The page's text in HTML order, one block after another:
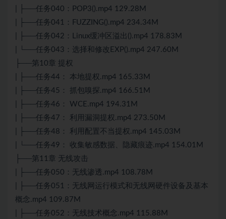
| ├──任务040：POP3().mp4 129.28M
| ├──任务041：FUZZING().mp4 234.34M
| ├──任务042：Linux缓冲区溢出().mp4 178.83M
| └──任务043：选择和修改EXP().mp4 247.60M
├──第10章 提权
| ├──任务44： 本地提权.mp4 165.33M
| ├──任务45： 抓包嗅探.mp4 166.51M
| ├──任务46： WCE.mp4 194.31M
| ├──任务47： 利用漏洞提权.mp4 273.50M
| ├──任务48： 利用配置不当提权.mp4 145.03M
| └──任务49： 收集敏感数据、隐藏痕迹.mp4 154.01M
├──第11章 无线攻击
| ├──任务050：无线渗透.mp4 108.78M
| ├──任务051：无线网运行模式和无线网硬件设备及基本
概念.mp4 109.87M
| ├──任务052：无线技术概念.mp4 115.88M